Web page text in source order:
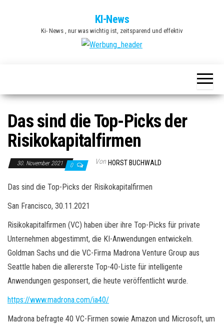
KI-News
Ki- News , nur was wichtig ist, zeitsparend und effektiv
Das sind die Top-Picks der
Risikokapitalfirmen
30. November 2021 0 Von HORST BUCHWALD
Das sind die Top-Picks der Risikokapitalfirmen
San Francisco, 30.11.2021
Risikokapitalfirmen (VC) haben über ihre Top-Picks für private
Unternehmen abgestimmt, die KI-Anwendungen entwickeln.
Goldman Sachs und die VC-Firma Madrona Venture Group aus
Seattle haben die allererste Top-40-Liste für intelligente
Anwendungen gesponsert, die heute veröffentlicht wurde.
https://www.madrona.com/ia40/
Madrona befragte 40 VC-Firmen sowie Amazon und Microsoft, um